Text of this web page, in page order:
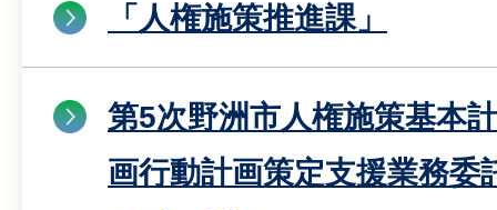
「人権施策推進課」
第5次野洲市人権施策基本
画行動計画策定支援業務委